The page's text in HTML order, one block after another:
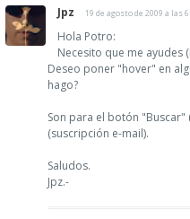
Jpz 19 de agosto de 2009 a las
Hola Potro:
Necesito que me ayudes
Deseo poner "hover" en
hago?
Son para el botón "Buscar"
(suscripción e-mail).
Saludos.
Jpz.-